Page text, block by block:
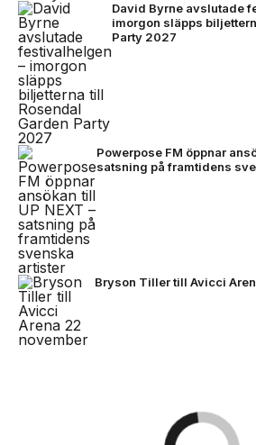
David Byrne avslutade
imorgon släpps
Party 2027
Powerpose FM öppnar
satsning på framtidens
Bryson Tiller till Avicci